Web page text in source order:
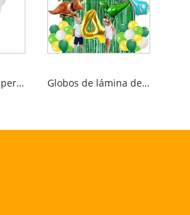
Globo de lámina personalizado Globos de lámina de animales de la jungla